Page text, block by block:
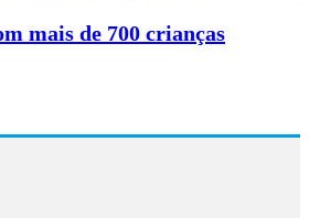
mais de 700 crianças